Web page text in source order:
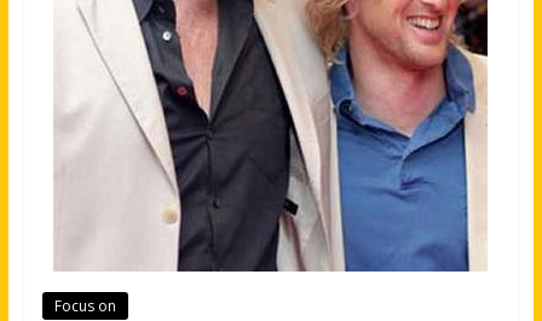
Focus on